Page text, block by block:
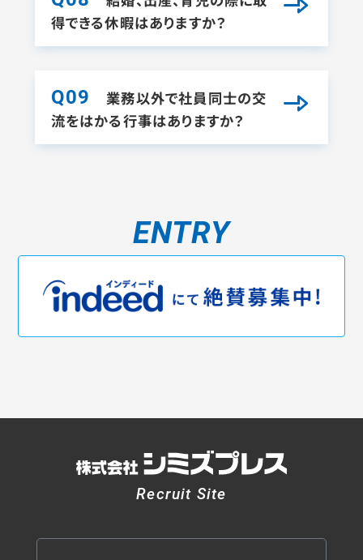
得できる休暇はありますか？
Q09
業務以外で社員同士の交
流をはかる行事はありますか？
ENTRY
Recruit Site